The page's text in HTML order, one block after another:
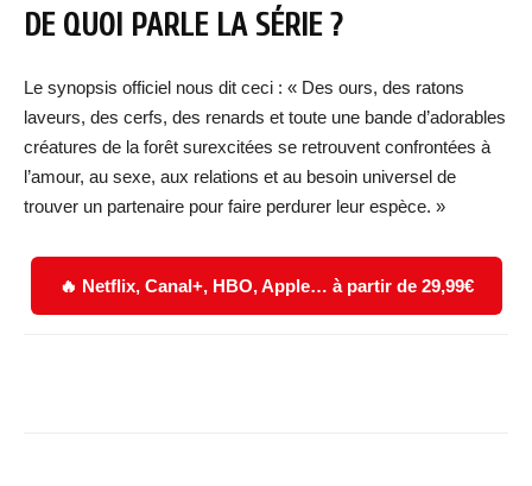
DE QUOI PARLE LA SÉRIE ?
Le synopsis officiel nous dit ceci : « Des ours, des ratons
laveurs, des cerfs, des renards et toute une bande d’adorables
créatures de la forêt surexcitées se retrouvent confrontées à
l’amour, au sexe, aux relations et au besoin universel de
trouver un partenaire pour faire perdurer leur espèce. »
🔥 Netflix, Canal+, HBO, Apple… à partir de 29,99€